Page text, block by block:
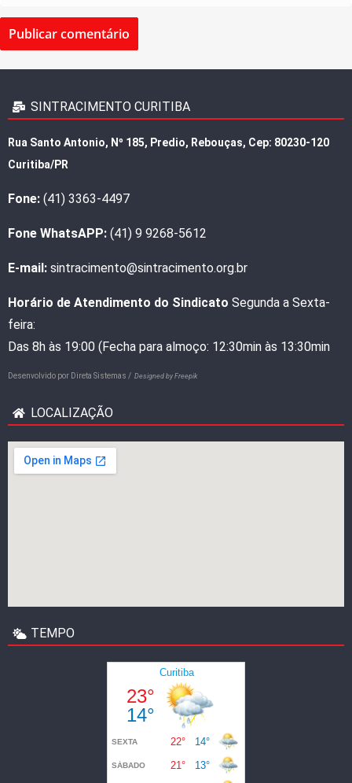
SINTRACIMENTO CURITIBA
Rua Santo Antonio, Nº 185, Predio, Rebouças, Cep: 80230-120
Curitiba/PR
Fone: (41) 3363-4497
Fone WhatsAPP: (41) 9 9268-5612
E-mail: sintracimento@sintracimento.org.br
Horário de Atendimento do Sindicato Segunda a Sexta-
feira:
Das 8h às 19:00 (Fecha para almoço: 12:30min às 13:30min
Desenvolvido por Direta Sistemas / Designed by Freepik
LOCALIZAÇÃO
TEMPO